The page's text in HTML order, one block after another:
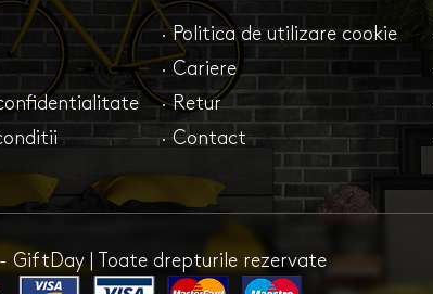
· Politica de utilizare cookie
· Cariere
· Retur
· Contact
GiftDay | Toate drepturile rezervate